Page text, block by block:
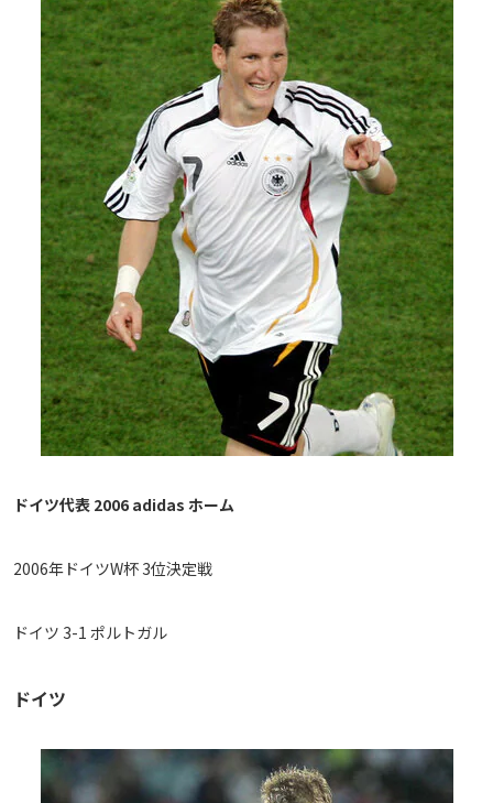
ドイツ代表 2006 adidas ホーム
2006年ドイツW杯 3位決定戦
ドイツ 3-1 ポルトガル
ドイツ